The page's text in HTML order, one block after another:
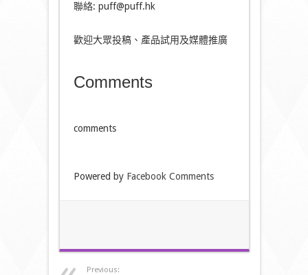
聯絡: puff@puff.hk
歡迎大眾投稿、產品試用及媒體推廣
Comments
comments
Powered by Facebook Comments
Previous: